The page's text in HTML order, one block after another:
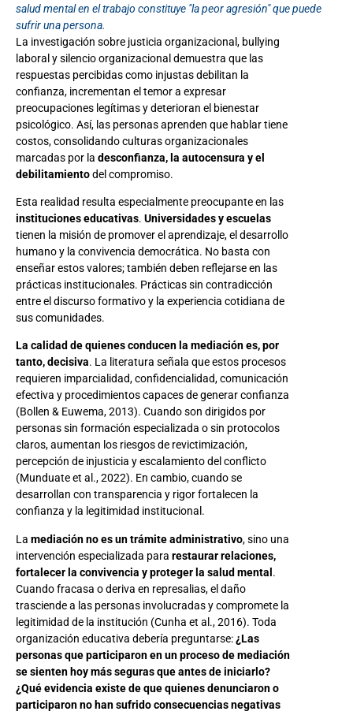
salud mental en el trabajo constituye "la peor agresión" que puede
sufrir una persona.
La investigación sobre justicia organizacional, bullying
laboral y silencio organizacional demuestra que las
respuestas percibidas como injustas debilitan la
confianza, incrementan el temor a expresar
preocupaciones legítimas y deterioran el bienestar
psicológico. Así, las personas aprenden que hablar tiene
costos, consolidando culturas organizacionales
marcadas por la desconfianza, la autocensura y el
debilitamientodel compromiso.
Esta realidad resulta especialmente preocupante en las
instituciones educativas. Universidades y escuelas
tienen la misión de promover el aprendizaje, el desarrollo
humano y la convivencia democrática. No basta con
enseñar estos valores; también deben reflejarse en las
prácticas institucionales. Prácticas sin contradicción
entre el discurso formativo y la experiencia cotidiana de
sus comunidades.
La calidad de quienes conducen la mediación es, por
tanto, decisiva. La literatura señala que estos procesos
requieren imparcialidad, confidencialidad, comunicación
efectiva y procedimientos capaces de generar confianza
(Bollen & Euwema, 2013). Cuando son dirigidos por
personas sin formación especializada o sin protocolos
claros, aumentan los riesgos de revictimización,
percepción de injusticia y escalamiento del conflicto
(Munduate et al., 2022). En cambio, cuando se
desarrollan con transparencia y rigor fortalecen la
confianza y la legitimidad institucional.
La mediación no es un trámite administrativo, sino una
intervención especializada para restaurar relaciones,
fortalecer la convivencia y proteger la salud mental .
Cuando fracasa o deriva en represalias, el daño
trasciende a las personas involucradas y compromete la
legitimidad de la institución (Cunha et al., 2016). Toda
organización educativa debería preguntarse:¿Las
personas que participaron en un proceso de mediación
se sienten hoy más seguras que antes de iniciarlo?
¿Qué evidencia existe de que quienes denunciaron o
participaron no han sufrido consecuencias negativas